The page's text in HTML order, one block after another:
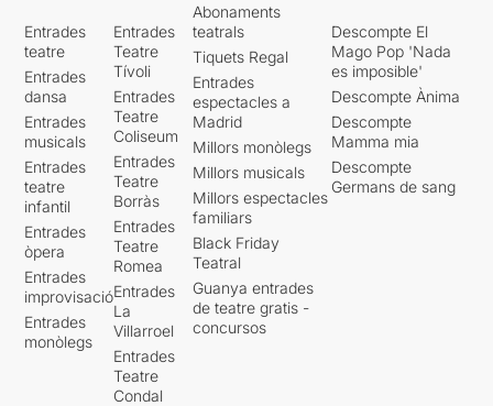
Entrades
teatre
Entrades
dansa
Entrades
musicals
Entrades
teatre
infantil
Entrades
òpera
Entrades
improvisació
Entrades
monòlegs
Entrades
Teatre
Tívoli
Entrades
Teatre
Coliseum
Entrades
Teatre
Borràs
Entrades
Teatre
Romea
Entrades
La
Villarroel
Entrades
Teatre
Condal
Abonaments
teatrals
Tiquets Regal
Entrades
espectacles a
Madrid
Millors monòlegs
Millors musicals
Millors espectacles
familiars
Black Friday
Teatral
Guanya entrades
de teatre gratis -
concursos
Descompte El
Mago Pop 'Nada
es imposible'
Descompte Ànima
Descompte
Mamma mia
Descompte
Germans de sang